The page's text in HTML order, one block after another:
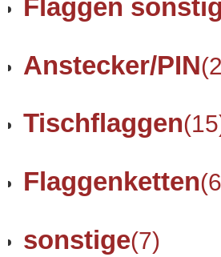
Flaggen
Anstecker/PIN
Tischflaggen
Flaggenketten
sonstige(7)